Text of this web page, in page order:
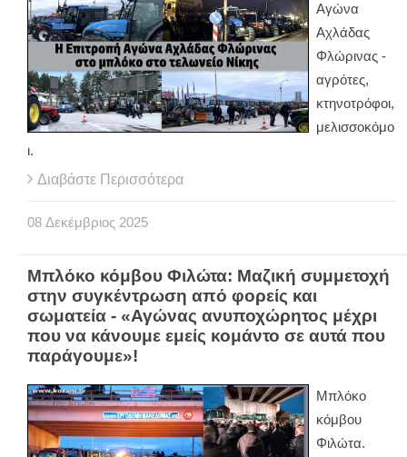
Αγώνα
Αχλάδας
Φλώρινας -
αγρότες,
κτηνοτρόφοι,
μελισσοκόμο
ι.
Διαβάστε Περισσότερα
08 Δεκέμβριος 2025
Μπλόκο κόμβου Φιλώτα: Μαζική συμμετοχή
στην συγκέντρωση από φορείς και
σωματεία - «Αγώνας ανυποχώρητος μέχρι
που να κάνουμε εμείς κομάντο σε αυτά που
παράγουμε»!
Μπλόκο
κόμβου
Φιλώτα.